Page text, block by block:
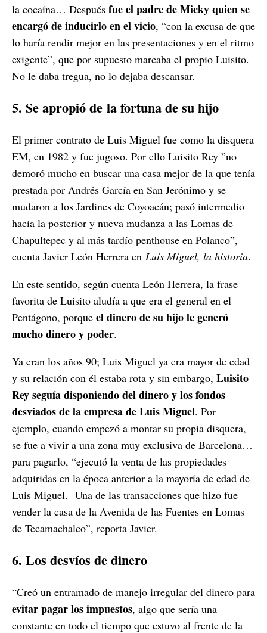
la cocaína… Después fue el padre de Micky quien se
encargó de inducirlo en el vicio, “con la excusa de que
lo haría rendir mejor en las presentaciones y en el ritmo
exigente”, que por supuesto marcaba el propio Luisito.
No le daba tregua, no lo dejaba descansar.
5. Se apropió de la fortuna de su hijo
El primer contrato de Luis Miguel fue como la disquera
EM, en 1982 y fue jugoso. Por ello Luisito Rey ”no
demoró mucho en buscar una casa mejor de la que tenía
prestada por Andrés García en San Jerónimo y se
mudaron a los Jardines de Coyoacán; pasó intermedio
hacia la posterior y nueva mudanza a las Lomas de
Chapultepec y al más tardío penthouse en Polanco”,
cuenta Javier León Herrera en Luis Miguel, la historia.
En este sentido, según cuenta León Herrera, la frase
favorita de Luisito aludía a que era el general en el
Pentágono, porque el dinero de su hijo le generó
mucho dinero y poder.
Ya eran los años 90; Luis Miguel ya era mayor de edad
y su relación con él estaba rota y sin embargo, Luisito
Rey seguía disponiendo del dinero y los fondos
desviados de la empresa de Luis Miguel. Por
ejemplo, cuando empezó a montar su propia disquera,
se fue a vivir a una zona muy exclusiva de Barcelona…
para pagarlo, “ejecutó la venta de las propiedades
adquiridas en la época anterior a la mayoría de edad de
Luis Miguel. Una de las transacciones que hizo fue
vender la casa de la Avenida de las Fuentes en Lomas
de Tecamachalco”, reporta Javier.
6. Los desvíos de dinero
“Creó un entramado de manejo irregular del dinero para
evitar pagar los impuestos, algo que sería una
constante en todo el tiempo que estuvo al frente de la